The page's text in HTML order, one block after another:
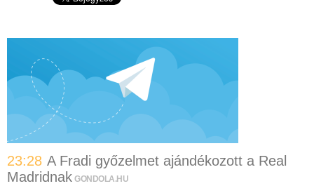
23:28 A Fradi győzelmet ajándékozott a Real
Madridnak GONDOLA.HU